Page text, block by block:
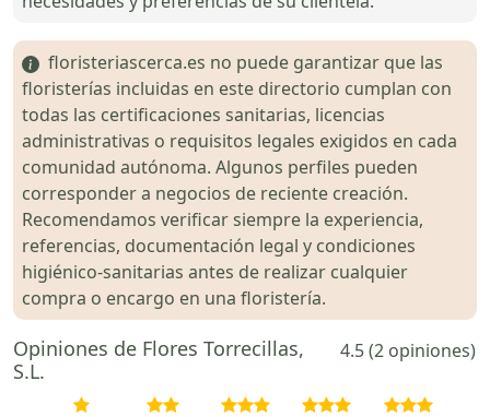
floristeriascerca.es no puede garantizar que las
floristerías incluidas en este directorio cumplan con
todas las certificaciones sanitarias, licencias
administrativas o requisitos legales exigidos en cada
comunidad autónoma. Algunos perfiles pueden
corresponder a negocios de reciente creación.
Recomendamos verificar siempre la experiencia,
referencias, documentación legal y condiciones
higiénico-sanitarias antes de realizar cualquier
compra o encargo en una floristería.
Opiniones de Flores Torrecillas,
S.L.
4.5 (2 opiniones)